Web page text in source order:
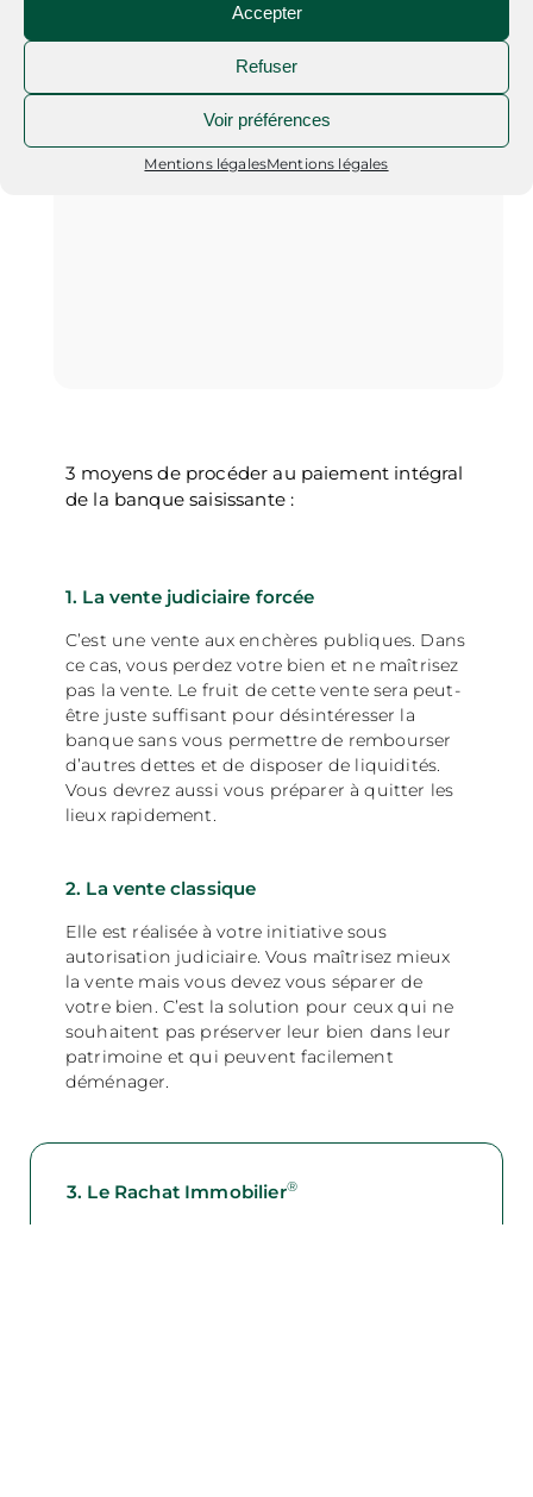
Accepter
Refuser
Voir préférences
Mentions légalesMentions légales
3 moyens de procéder au paiement intégral
de la banque saisissante :
1. La vente judiciaire forcée
C’est une vente aux enchères publiques. Dans
ce cas, vous perdez votre bien et ne maîtrisez
pas la vente. Le fruit de cette vente sera peut-
être juste suffisant pour désintéresser la
banque sans vous permettre de rembourser
d’autres dettes et de disposer de liquidités.
Vous devrez aussi vous préparer à quitter les
lieux rapidement.
2. La vente classique
Elle est réalisée à votre initiative sous
autorisation judiciaire. Vous maîtrisez mieux
la vente mais vous devez vous séparer de
votre bien. C’est la solution pour ceux qui ne
souhaitent pas préserver leur bien dans leur
patrimoine et qui peuvent facilement
déménager.
3. Le Rachat Immobilier®